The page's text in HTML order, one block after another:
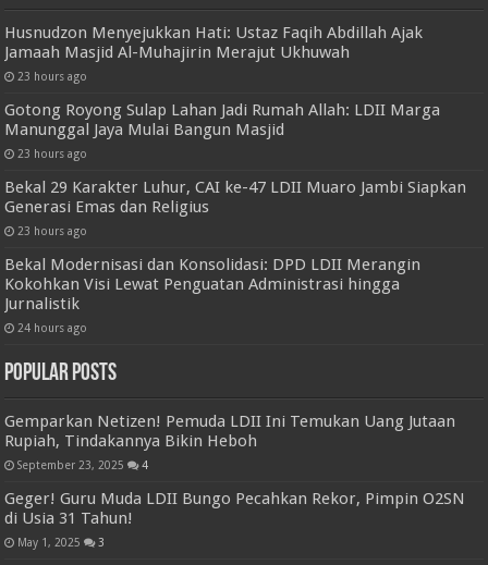
Husnudzon Menyejukkan Hati: Ustaz Faqih Abdillah Ajak
Jamaah Masjid Al-Muhajirin Merajut Ukhuwah
23 hours ago
Gotong Royong Sulap Lahan Jadi Rumah Allah: LDII Marga
Manunggal Jaya Mulai Bangun Masjid
23 hours ago
Bekal 29 Karakter Luhur, CAI ke-47 LDII Muaro Jambi Siapkan
Generasi Emas dan Religius
23 hours ago
Bekal Modernisasi dan Konsolidasi: DPD LDII Merangin
Kokohkan Visi Lewat Penguatan Administrasi hingga
Jurnalistik
24 hours ago
Popular Posts
Gemparkan Netizen! Pemuda LDII Ini Temukan Uang Jutaan
Rupiah, Tindakannya Bikin Heboh
September 23, 2025 4
Geger! Guru Muda LDII Bungo Pecahkan Rekor, Pimpin O2SN
di Usia 31 Tahun!
May 1, 2025 3